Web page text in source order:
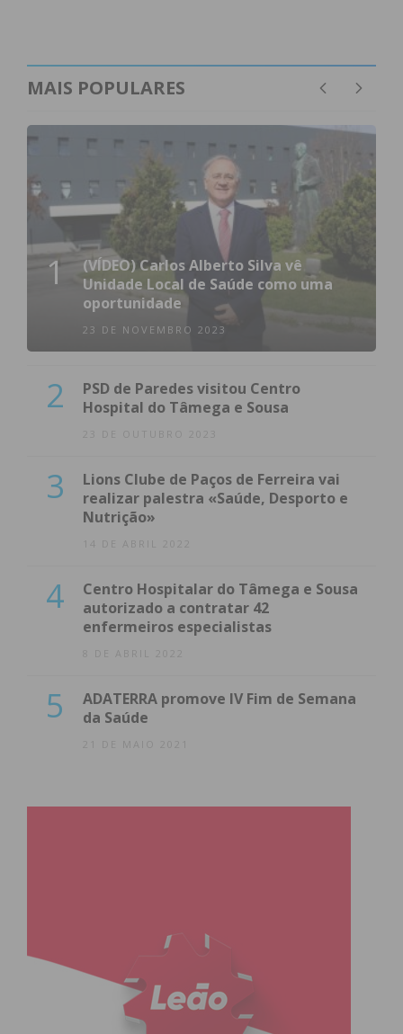
MAIS POPULARES
1
(VÍDEO) Carlos Alberto Silva vê
Unidade Local de Saúde como uma
oportunidade
23 DE NOVEMBRO 2023
2
PSD de Paredes visitou Centro
Hospital do Tâmega e Sousa
23 DE OUTUBRO 2023
3
Lions Clube de Paços de Ferreira vai
realizar palestra «Saúde, Desporto e
Nutrição»
14 DE ABRIL 2022
4
Centro Hospitalar do Tâmega e Sousa
autorizado a contratar 42
enfermeiros especialistas
8 DE ABRIL 2022
5
ADATERRA promove IV Fim de Semana
da Saúde
21 DE MAIO 2021